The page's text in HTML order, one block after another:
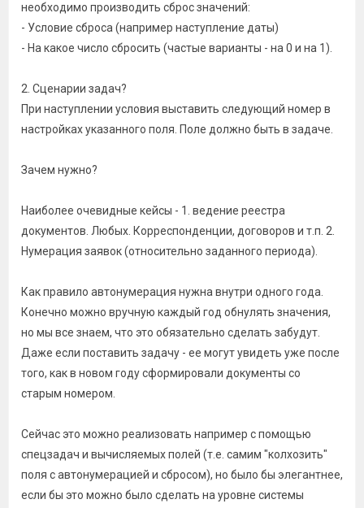
необходимо производить сброс значений:
- Условие сброса (например наступление даты)
- На какое число сбросить (частые варианты - на 0 и на 1).
2. Сценарии задач?
При наступлении условия выставить следующий номер в
настройках указанного поля. Поле должно быть в задаче.
Зачем нужно?
Наиболее очевидные кейсы - 1. ведение реестра
документов. Любых. Корреспонденции, договоров и т.п. 2.
Нумерация заявок (относительно заданного периода).
Как правило автонумерация нужна внутри одного года.
Конечно можно вручную каждый год обнулять значения,
но мы все знаем, что это обязательно сделать забудут.
Даже если поставить задачу - ее могут увидеть уже после
того, как в новом году сформировали документы со
старым номером.
Сейчас это можно реализовать например с помощью
спецзадач и вычисляемых полей (т.е. самим "колхозить"
поля с автонумерацией и сбросом), но было бы элегантнее,
если бы это можно было сделать на уровне системы